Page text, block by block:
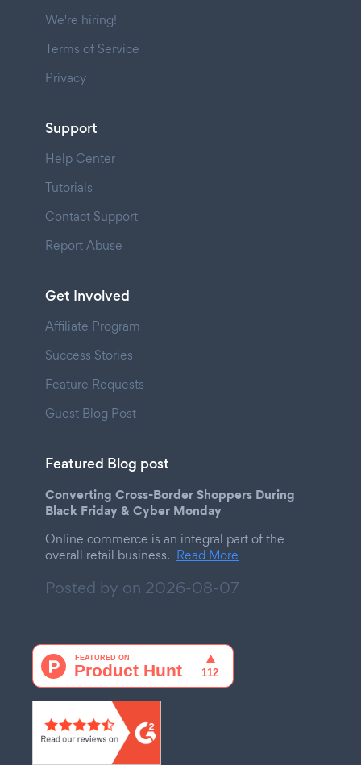
We're hiring!
Terms of Service
Privacy
Support
Help Center
Tutorials
Contact Support
Report Abuse
Get Involved
Affiliate Program
Success Stories
Feature Requests
Guest Blog Post
Featured Blog post
Converting Cross-Border Shoppers During
Black Friday & Cyber Monday
Online commerce is an integral part of the
overall retail business. Read More
Posted by on 2026-08-07